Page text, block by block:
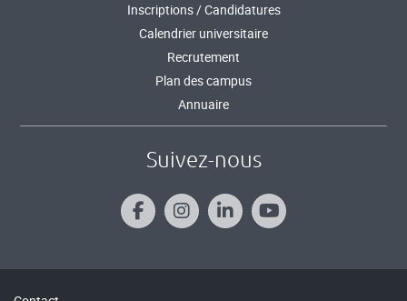
Inscriptions / Candidatures
Calendrier universitaire
Recrutement
Plan des campus
Annuaire
Suivez-nous